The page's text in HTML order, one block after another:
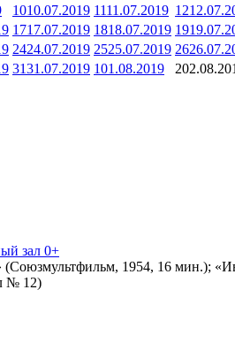
1010.07.2019 1111.07.2019 12
1717.07.2019 1818.07.2019 19
2424.07.2019 2525.07.2019 26
3131.07.2019 101.08.2019 2
зал 0+
1954, 16 мин.);
№ 12)